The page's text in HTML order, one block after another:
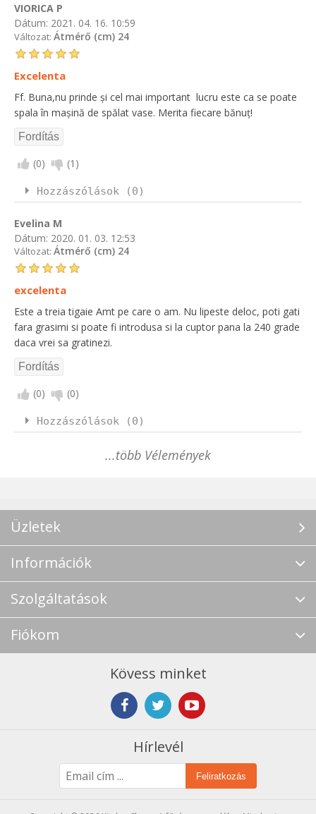
VIORICA P
Dátum: 2021. 04. 16. 10:59
Változat: Átmérő (cm) 24
Excelenta
Ff. Buna,nu prinde și cel mai important lucru este ca se poate
spala în mașină de spălat vase. Merita fiecare bănuț!
(0) (1 )
Hozzászólások (0)
Evelina M
Dátum: 2020. 01. 03. 12:53
Változat: Átmérő (cm) 24
excelenta
Este a treia tigaie Amt pe care o am. Nu lipeste deloc, poti gati
fara grasimi si poate fi introdusa si la cuptor pana la 240 grade
daca vrei sa gratinezi.
(0) (0)
Hozzászólások (0)
...több Vélemények
Üzletek
Információk
Szolgáltatások
Fiókom
Kövess minket
Hírlevél
Feliratkozás